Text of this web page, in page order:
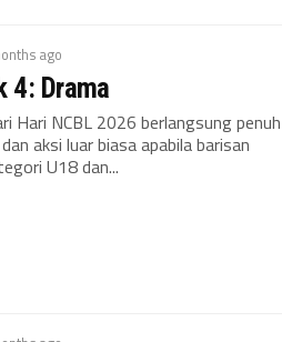
ago
4: Drama
Hari NCBL 2026 berlangsung penuh
aksi luar biasa apabila barisan
U18 dan...